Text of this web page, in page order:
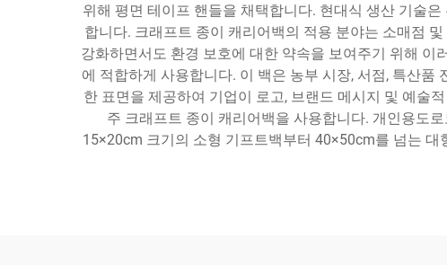
위해 평면 테이프 핸들을 채택합니다. 현대식 생산 기술
합니다. 크래프트 종이 캐리어백의 적용 분야는 소매점
강화하면서도 환경 보호에 대한 약속을 보여주기 위해
에 적합하게 사용합니다. 이 백은 농부 시장, 서점, 특산
한 표면을 제공하여 기업이 로고, 브랜드 메시지 및 예술
주 크래프트 종이 캐리어백을 사용합니다. 개인용도
15×20cm 크기의 소형 기프트백부터 40×50cm를 넘는